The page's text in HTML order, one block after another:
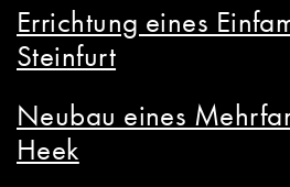
Errichtung eines
Steinfurt
Neubau eines
Heek